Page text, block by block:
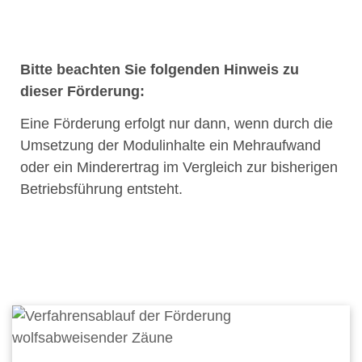
Bitte beachten Sie folgenden Hinweis zu
dieser Förderung:
Eine Förderung erfolgt nur dann, wenn durch die
Umsetzung der Modulinhalte ein Mehraufwand
oder ein Minderertrag im Vergleich zur bisherigen
Betriebsführung entsteht.